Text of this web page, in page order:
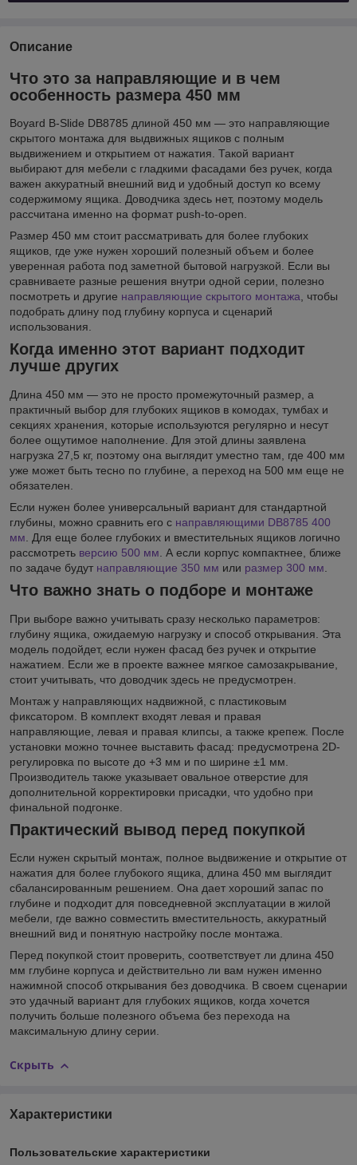
Описание
Что это за направляющие и в чем
особенность размера 450 мм
Boyard B-Slide DB8785 длиной 450 мм — это направляющие
скрытого монтажа для выдвижных ящиков с полным
выдвижением и открытием от нажатия. Такой вариант
выбирают для мебели с гладкими фасадами без ручек, когда
важен аккуратный внешний вид и удобный доступ ко всему
содержимому ящика. Доводчика здесь нет, поэтому модель
рассчитана именно на формат push-to-open.
Размер 450 мм стоит рассматривать для более глубоких
ящиков, где уже нужен хороший полезный объем и более
уверенная работа под заметной бытовой нагрузкой. Если вы
сравниваете разные решения внутри одной серии, полезно
посмотреть и другие направляющие скрытого монтажа, чтобы
подобрать длину под глубину корпуса и сценарий
использования.
Когда именно этот вариант подходит
лучше других
Длина 450 мм — это не просто промежуточный размер, а
практичный выбор для глубоких ящиков в комодах, тумбах и
секциях хранения, которые используются регулярно и несут
более ощутимое наполнение. Для этой длины заявлена
нагрузка 27,5 кг, поэтому она выглядит уместно там, где 400 мм
уже может быть тесно по глубине, а переход на 500 мм еще не
обязателен.
Если нужен более универсальный вариант для стандартной
глубины, можно сравнить его с направляющими DB8785 400
мм . Для еще более глубоких и вместительных ящиков логично
рассмотреть версию 500 мм . А если корпус компактнее, ближе
по задаче будут направляющие 350 мм или размер 300 мм
Что важно знать о подборе и монтаже
При выборе важно учитывать сразу несколько параметров:
глубину ящика, ожидаемую нагрузку и способ открывания. Эта
модель подойдет, если нужен фасад без ручек и открытие
нажатием. Если же в проекте важнее мягкое самозакрывание,
стоит учитывать, что доводчик здесь не предусмотрен.
Монтаж у направляющих надвижной, с пластиковым
фиксатором. В комплект входят левая и правая
направляющие, левая и правая клипсы, а также крепеж. После
установки можно точнее выставить фасад: предусмотрена 2D-
регулировка по высоте до +3 мм и по ширине ±1 мм.
Производитель также указывает овальное отверстие для
дополнительной корректировки присадки, что удобно при
финальной подгонке.
Практический вывод перед покупкой
Если нужен скрытый монтаж, полное выдвижение и открытие от
нажатия для более глубокого ящика, длина 450 мм выглядит
сбалансированным решением. Она дает хороший запас по
глубине и подходит для повседневной эксплуатации в жилой
мебели, где важно совместить вместительность, аккуратный
внешний вид и понятную настройку после монтажа.
Перед покупкой стоит проверить, соответствует ли длина 450
мм глубине корпуса и действительно ли вам нужен именно
нажимной способ открывания без доводчика. В своем сценарии
это удачный вариант для глубоких ящиков, когда хочется
получить больше полезного объема без перехода на
максимальную длину серии.
Скрыть
Характеристики
Пользовательские характеристики